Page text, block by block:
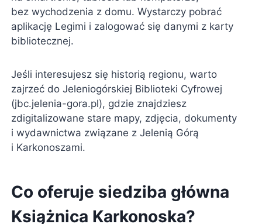
bez wychodzenia z domu. Wystarczy pobrać
aplikację Legimi i zalogować się danymi z karty
bibliotecznej.
Jeśli interesujesz się historią regionu, warto
zajrzeć do Jeleniogórskiej Biblioteki Cyfrowej
(jbc.jelenia-gora.pl), gdzie znajdziesz
zdigitalizowane stare mapy, zdjęcia, dokumenty
i wydawnictwa związane z Jelenią Górą
i Karkonoszami.
Co oferuje siedziba główna
Książnica Karkonoska?